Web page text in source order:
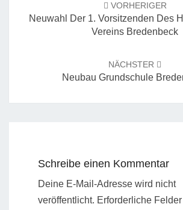
VORHERIGER
Neuwahl Der 1. Vorsitzenden Des
Vereins Bredenbeck
NÄCHSTER
Neubau Grundschule
Schreibe einen Kommentar
Deine E-Mail-Adresse wird nicht
veröffentlicht. Erforderliche